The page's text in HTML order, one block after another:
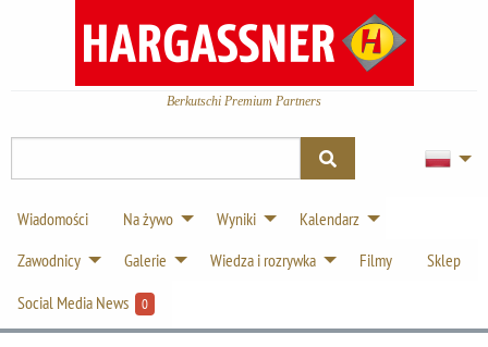
Berkutschi Premium Partners
Wiadomości Na żywo Wyniki
Kalendarz
Zawodnicy
Galerie Wiedza i rozrywka Filmy
Sklep
Social Media News
0